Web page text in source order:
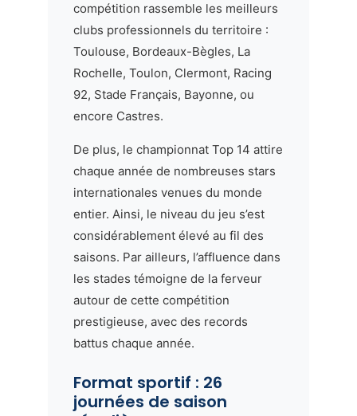
compétition rassemble les meilleurs
clubs professionnels du territoire :
Toulouse, Bordeaux-Bègles, La
Rochelle, Toulon, Clermont, Racing
92, Stade Français, Bayonne, ou
encore Castres.
De plus, le championnat Top 14 attire
chaque année de nombreuses stars
internationales venues du monde
entier. Ainsi, le niveau du jeu s’est
considérablement élevé au fil des
saisons. Par ailleurs, l’affluence dans
les stades témoigne de la ferveur
autour de cette compétition
prestigieuse, avec des records
battus chaque année.
Format sportif : 26
journées de saison